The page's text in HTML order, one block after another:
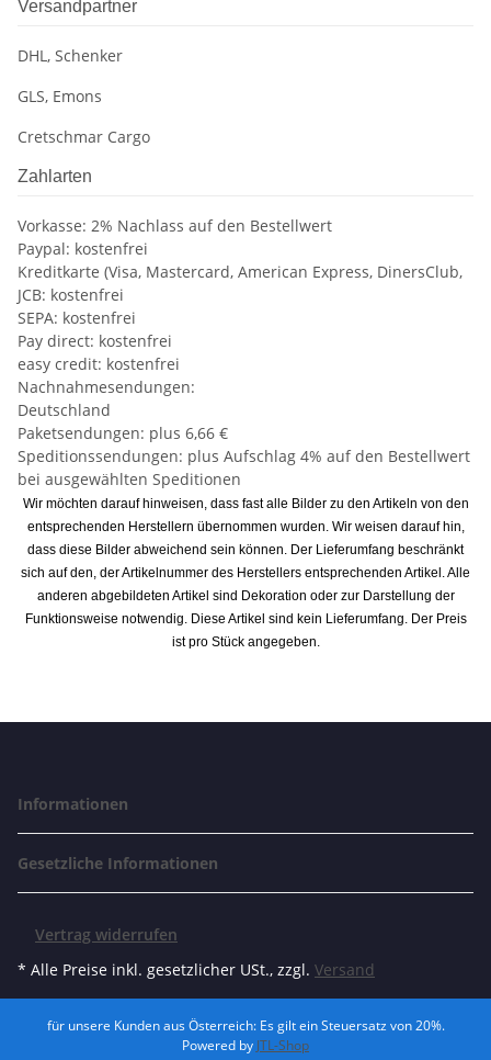
Versandpartner
DHL, Schenker
GLS, Emons
Cretschmar Cargo
Zahlarten
Vorkasse: 2% Nachlass auf den Bestellwert
Paypal: kostenfrei
Kreditkarte (Visa, Mastercard, American Express, DinersClub,
JCB: kostenfrei
SEPA: kostenfrei
Pay direct: kostenfrei
easy credit: kostenfrei
Nachnahmesendungen:
Deutschland
Paketsendungen: plus 6,66 €
Speditionssendungen: plus Aufschlag 4% auf den Bestellwert
bei ausgewählten Speditionen
Wir möchten darauf hinweisen, dass fast alle Bilder zu den Artikeln von den
entsprechenden Herstellern übernommen wurden. Wir weisen darauf hin,
dass diese Bilder abweichend sein können. Der Lieferumfang beschränkt
sich auf den, der Artikelnummer des Herstellers entsprechenden Artikel. Alle
anderen abgebildeten Artikel sind Dekoration oder zur Darstellung der
Funktionsweise notwendig. Diese Artikel sind kein Lieferumfang. Der Preis
ist pro Stück angegeben.
Informationen
Gesetzliche Informationen
Vertrag widerrufen
* Alle Preise inkl. gesetzlicher USt., zzgl. Versand
für unsere Kunden aus Österreich: Es gilt ein Steuersatz von 20%.
Powered by JTL-Shop